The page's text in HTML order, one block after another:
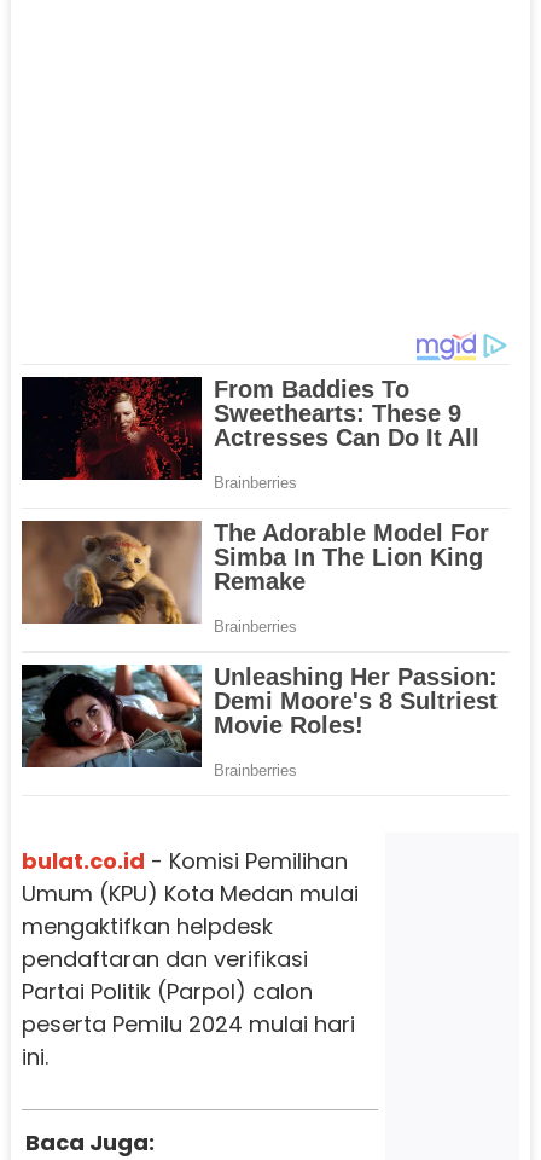
bulat.co.id - Komisi Pemilihan
Umum (KPU) Kota Medan mulai
mengaktifkan helpdesk
pendaftaran dan verifikasi
Partai Politik (Parpol) calon
peserta Pemilu 2024 mulai hari
ini.
Baca Juga: